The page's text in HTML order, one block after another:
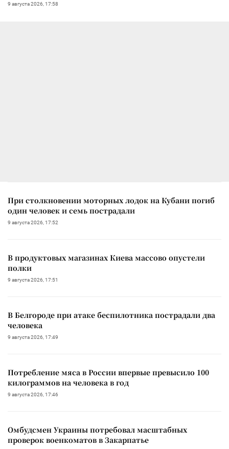
9 августа 2026, 17:58
При столкновении моторных лодок на Кубани погиб
один человек и семь пострадали
9 августа 2026, 17:52
В продуктовых магазинах Киева массово опустели
полки
9 августа 2026, 17:51
В Белгороде при атаке беспилотника пострадали два
человека
9 августа 2026, 17:49
Потребление мяса в России впервые превысило 100
килограммов на человека в год
9 августа 2026, 17:46
Омбудсмен Украины потребовал масштабных
проверок военкоматов в Закарпатье